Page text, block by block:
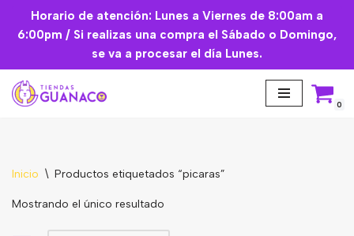
Saltar
contenido
Horario de atención: Lunes a Viernes de 8:00am a
6:00pm / Si realizas una compra el Sábado o Domingo,
se va a procesar el día Lunes.
0
Inicio \ Productos etiquetados “picaras”
Mostrando el único resultado